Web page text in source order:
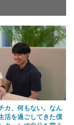
カ、何もない。なん
活を過ごしてきた僕